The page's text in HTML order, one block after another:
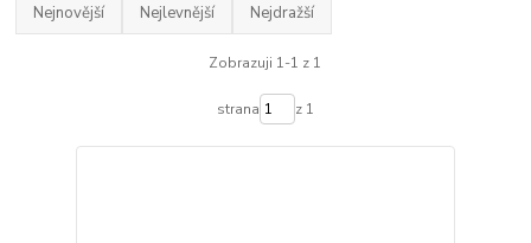
Nejnovější Nejlevnější Nejdražší
Zobrazuji 1-1 z 1
strana z 1